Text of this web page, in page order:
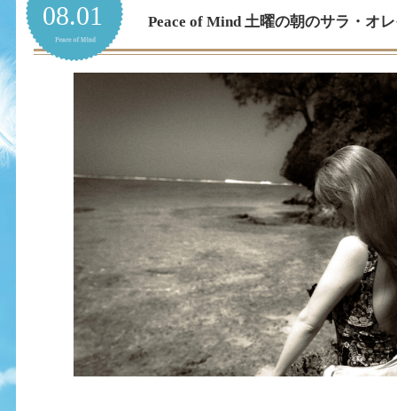
08.01 Peace of Mind 土曜の朝のサラ・オ